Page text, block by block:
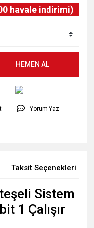
havale indirimi)
HEMEN AL
Yorum Yaz
Taksit Seçenekleri
Sistem
1 Çalışır